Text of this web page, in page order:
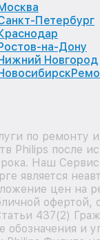
Петербург
на-Дону
Новгород
по ремонту
Philips после
Наш
является
цен на
офертой,
437(2)
обозначения и